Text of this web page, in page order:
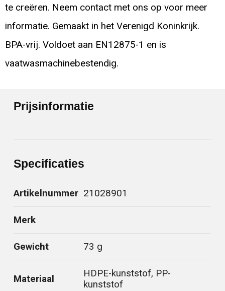
te creëren. Neem contact met ons op voor meer
informatie. Gemaakt in het Verenigd Koninkrijk.
BPA-vrij. Voldoet aan EN12875-1 en is
vaatwasmachinebestendig.
Prijsinformatie
Specificaties
Artikelnummer 21028901
Merk
Gewicht 73 g
Materiaal
HDPE-kunststof, PP-
kunststof